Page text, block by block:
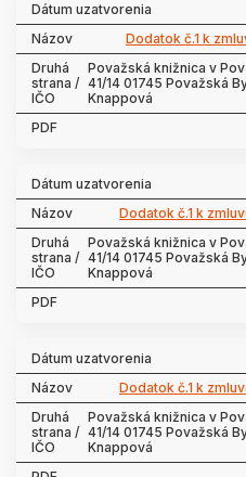
Dodatok č.1 k
Považská knižnica v
41/14 01745 Považská
Knappová
Dodatok č.1 k
Považská knižnica v
41/14 01745 Považská
Knappová
Dodatok č.1 k
Považská knižnica v
41/14 01745 Považská
Knappová